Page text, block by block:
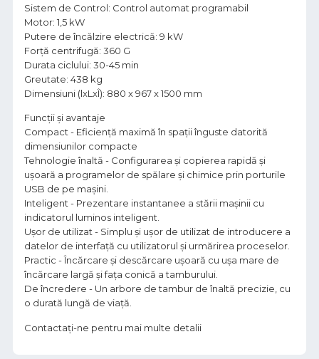
Sistem de Control: Control automat programabil
Motor: 1,5 kW
Putere de încălzire electrică: 9 kW
Forță centrifugă: 360 G
Durata ciclului: 30-45 min
Greutate: 438 kg
Dimensiuni (lxLxÎ): 880 x 967 x 1500 mm
Funcții și avantaje
Compact - Eficiență maximă în spații înguste datorită
dimensiunilor compacte
Tehnologie înaltă - Configurarea și copierea rapidă și
ușoară a programelor de spălare și chimice prin porturile
USB de pe mașini.
Inteligent - Prezentare instantanee a stării mașinii cu
indicatorul luminos inteligent.
Ușor de utilizat - Simplu și ușor de utilizat de introducere a
datelor de interfață cu utilizatorul și urmărirea proceselor.
Practic - Încărcare și descărcare ușoară cu ușa mare de
încărcare largă și fața conică a tamburului.
De încredere - Un arbore de tambur de înaltă precizie, cu
o durată lungă de viață.
Contactați-ne pentru mai multe detalii